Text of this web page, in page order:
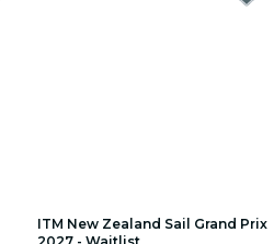
ITM New Zealand Sail Grand Prix